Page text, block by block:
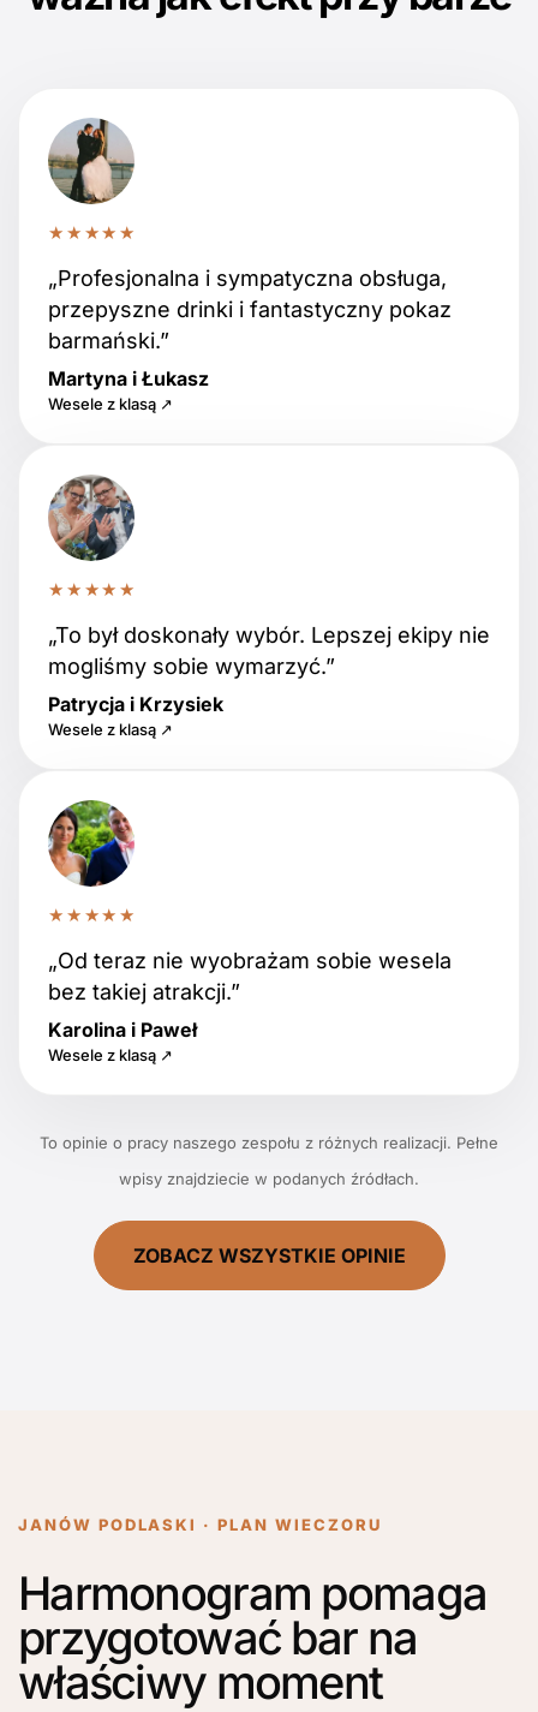
★★★★★
„Profesjonalna i sympatyczna obsługa,
przepyszne drinki i fantastyczny pokaz
barmański.”
Martyna i Łukasz
Wesele z klasą ↗
★★★★★
„To był doskonały wybór. Lepszej ekipy nie
mogliśmy sobie wymarzyć.”
Patrycja i Krzysiek
Wesele z klasą ↗
★★★★★
„Od teraz nie wyobrażam sobie wesela
bez takiej atrakcji.”
Karolina i Paweł
Wesele z klasą ↗
To opinie o pracy naszego zespołu z różnych realizacji. Pełne
wpisy znajdziecie w podanych źródłach.
ZOBACZ WSZYSTKIE OPINIE
JANÓW PODLASKI · PLAN WIECZORU
Harmonogram pomaga
przygotować bar na
właściwy moment